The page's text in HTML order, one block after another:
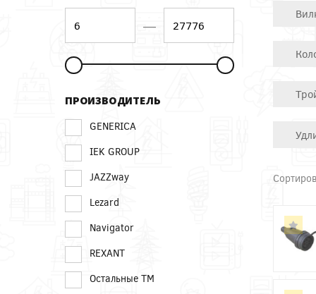
—
ПРОИЗВОДИТЕЛЬ
GENERICA
IEK GROUP
JAZZway
Lezard
Navigator
REXANT
Остальные ТМ